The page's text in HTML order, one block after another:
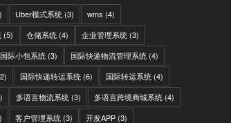
Uber模式系统 (3) wms (4)
(5) 仓储系统 (4) 企业管理系统 (3)
国际小包系统 (3) 国际快递物流管理系统 (4)
国际快递转运系统 (6) 国际转运系统 (4)
多语言物流系统 (3) 多语言跨境商城系统 (4)
客户管理系统 (3) 开发APP(3)